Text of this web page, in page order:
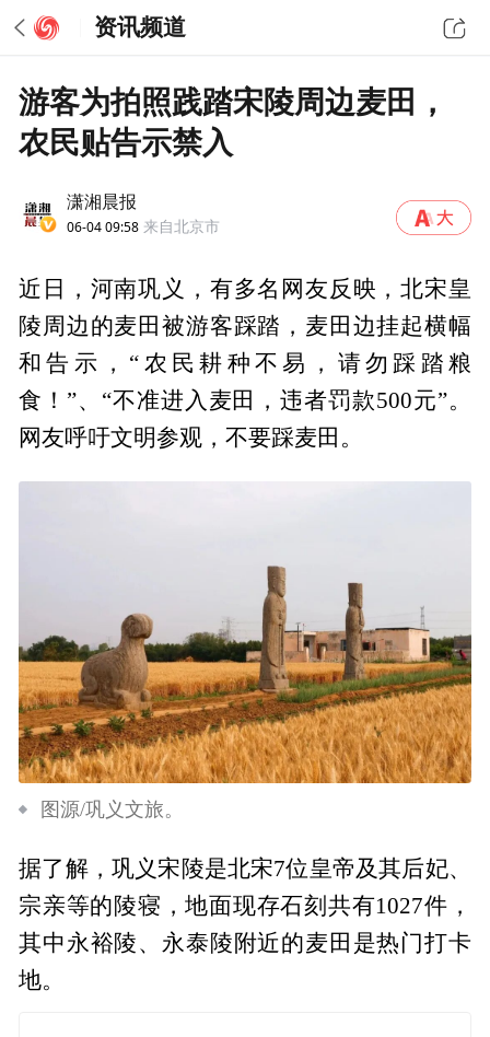
资讯频道
游客为拍照践踏宋陵周边麦田，
农民贴告示禁入
潇湘晨报
06-04 09:58 来自北京市
近日，河南巩义，有多名网友反映，北宋皇
陵周边的麦田被游客踩踏，麦田边挂起横幅
和告示，“农民耕种不易，请勿踩踏粮
食！”、“不准进入麦田，违者罚款500元”。
网友呼吁文明参观，不要踩麦田。
图源/巩义文旅。
据了解，巩义宋陵是北宋7位皇帝及其后妃、
宗亲等的陵寝，地面现存石刻共有1027件，
其中永裕陵、永泰陵附近的麦田是热门打卡
地。